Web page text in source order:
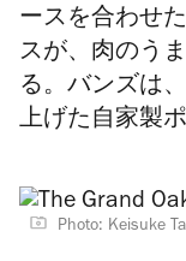
ースを合わせ
スが、肉のう
る。バンズは
上げた自家製
Photo: Keisuke